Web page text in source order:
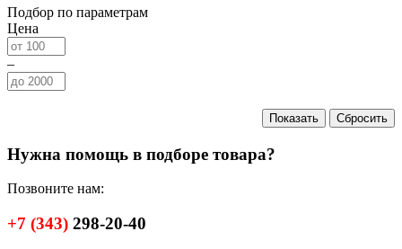
Подбор по параметрам
Цена
–
Нужна помощь в подборе товара?
Позвоните нам:
+7 (343) 298-20-40